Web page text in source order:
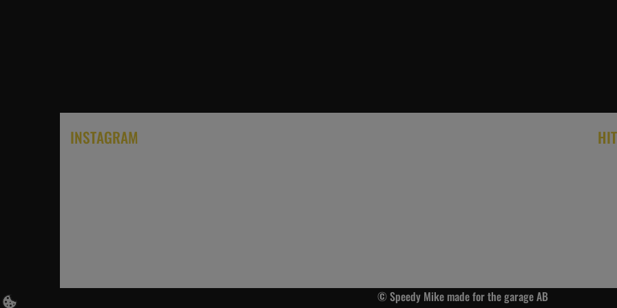
INSTAGRAM
© Speedy Mike made for the garage AB